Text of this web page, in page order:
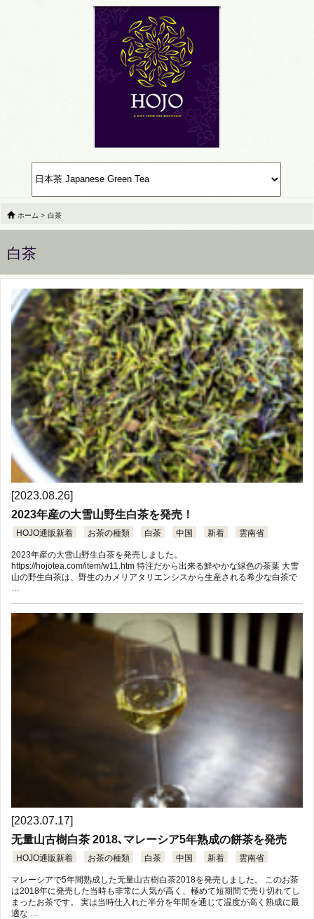
ホーム > 白茶
白茶
[2023.08.26]
2023年産の大雪山野生白茶を発売！
HOJO通販新着 お茶の種類 白茶 中国 新着 雲南省
2023年産の大雪山野生白茶を発売しました。
https://hojotea.com/item/w11.htm 特注だから出来る鮮やかな緑色の茶葉 大雪
山の野生白茶は、野生のカメリアタリエンシスから生産される希少な白茶で
…
[2023.07.17]
无量山古樹白茶 2018､マレーシア5年熟成の餅茶を発売
HOJO通販新着 お茶の種類 白茶 中国 新着 雲南省
マレーシアで5年間熟成した无量山古樹白茶2018を発売しました。 このお茶
は2018年に発売した当時も非常に人気が高く、極めて短期間で売り切れてし
まったお茶です。 実は当時仕入れた半分を年間を通じて温度が高く熟成に最
適な …